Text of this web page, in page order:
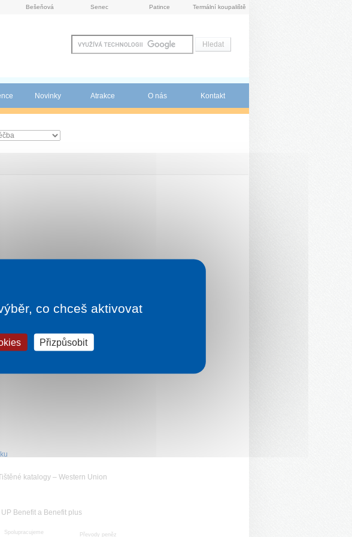
Bešeňová Senec Patince Termální koupaliště
Novinky Atrakce O nás Kontakt
katalogy– Western Union
Benefit a Benefit plus
Spolupracujeme Převody peněz
co chceš aktivovat
Přizpůsobit